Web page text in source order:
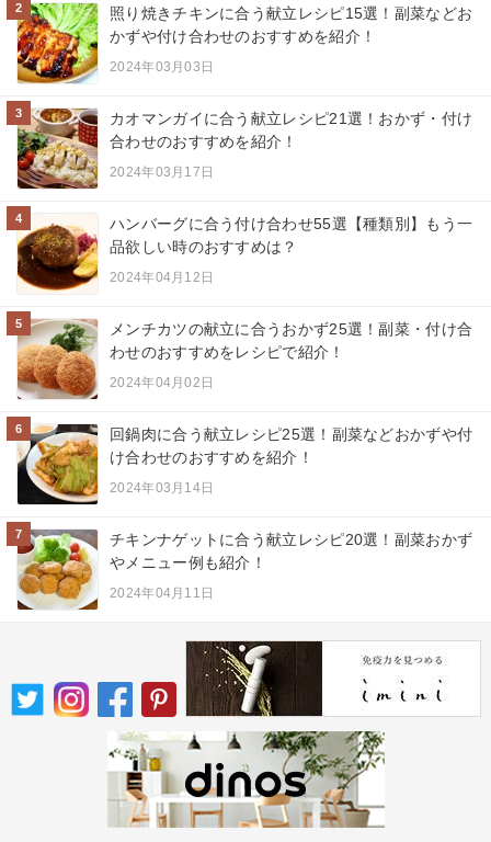
2
照り焼きチキンに合う献立レシピ15選！副菜などお
かずや付け合わせのおすすめを紹介！
2024年03月03日
3
カオマンガイに合う献立レシピ21選！おかず・付け
合わせのおすすめを紹介！
2024年03月17日
4
ハンバーグに合う付け合わせ55選【種類別】もう一
品欲しい時のおすすめは？
2024年04月12日
5
メンチカツの献立に合うおかず25選！副菜・付け合
わせのおすすめをレシピで紹介！
2024年04月02日
6
回鍋肉に合う献立レシピ25選！副菜などおかずや付
け合わせのおすすめを紹介！
2024年03月14日
7
チキンナゲットに合う献立レシピ20選！副菜おかず
やメニュー例も紹介！
2024年04月11日